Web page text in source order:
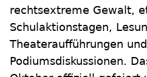
rechtsextreme Gewalt,
Schulaktionstagen,
Theateraufführungen und
Podiumsdiskussionen.